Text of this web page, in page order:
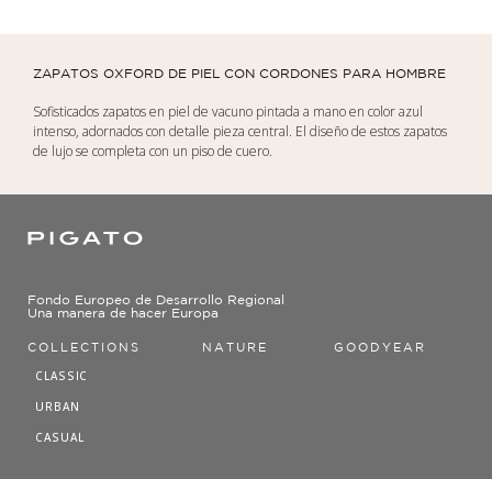
ZAPATOS OXFORD DE PIEL CON CORDONES PARA HOMBRE
Sofisticados zapatos en piel de vacuno pintada a mano en color azul
intenso, adornados con detalle pieza central. El diseño de estos zapatos
de lujo se completa con un piso de cuero.
Fondo Europeo de Desarrollo Regional
Una manera de hacer Europa
COLLECTIONS
CLASSIC
URBAN
CASUAL
NATURE GOODYEAR